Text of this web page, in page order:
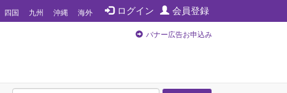
ログイン 会員登録
四国 九州 沖縄 海外
バナー広告お申込み